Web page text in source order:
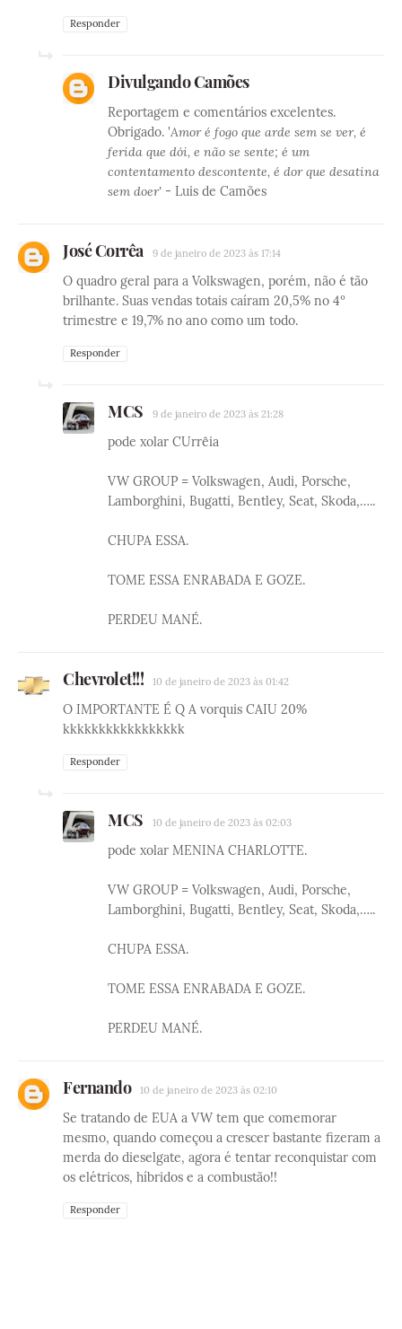
Responder
Divulgando Camões
Reportagem e comentários excelentes.
Obrigado. 'Amor é fogo que arde sem se ver, é
ferida que dói, e não se sente; é um
contentamento descontente, é dor que desatina
sem doer' - Luis de Camões
José Corrêa 9 de janeiro de 2023 às 17:14
O quadro geral para a Volkswagen, porém, não é tão
brilhante. Suas vendas totais caíram 20,5% no 4º
trimestre e 19,7% no ano como um todo.
Responder
MCS 9 de janeiro de 2023 às 21:28
pode xolar CUrrêia
VW GROUP = Volkswagen, Audi, Porsche,
Lamborghini, Bugatti, Bentley, Seat, Skoda,…..
CHUPA ESSA.
TOME ESSA ENRABADA E GOZE.
PERDEU MANÉ.
Chevrolet!!! 10 de janeiro de 2023 às 01:42
O IMPORTANTE É Q A vorquis CAIU 20%
kkkkkkkkkkkkkkkkk
Responder
MCS 10 de janeiro de 2023 às 02:03
pode xolar MENINA CHARLOTTE.
VW GROUP = Volkswagen, Audi, Porsche,
Lamborghini, Bugatti, Bentley, Seat, Skoda,…..
CHUPA ESSA.
TOME ESSA ENRABADA E GOZE.
PERDEU MANÉ.
Fernando 10 de janeiro de 2023 às 02:10
Se tratando de EUA a VW tem que comemorar
mesmo, quando começou a crescer bastante fizeram a
merda do dieselgate, agora é tentar reconquistar com
os elétricos, híbridos e a combustão!!
Responder